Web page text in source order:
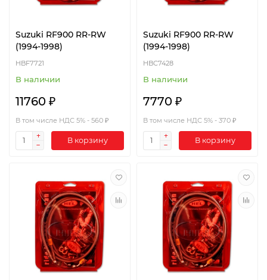
Suzuki RF900 RR-RW
(1994-1998)
HBF7721
В наличии
11760 ₽
В том числе НДС 5% - 560 ₽
В корзину
Suzuki RF900 RR-RW
(1994-1998)
HBC7428
В наличии
7770 ₽
В том числе НДС 5% - 370 ₽
В корзину